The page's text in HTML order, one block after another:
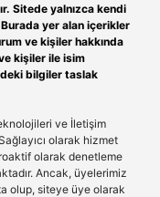
Sitede yalnızca kendi
Burada yer alan içerikler
ve kişiler hakkında
kişiler ile isim
bilgiler taslak
ve İletişim
olarak hizmet
olarak denetleme
Ancak, üyelerimiz
olup, siteye üye olarak